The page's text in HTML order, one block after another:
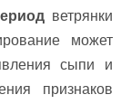
ветрянки
может
сыпи и
признаков